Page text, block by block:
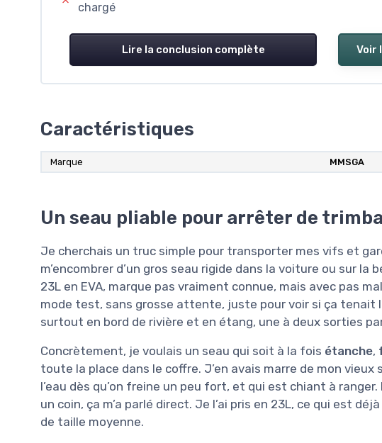
chargé
Lire la conclusion complète Voir
Caractéristiques
Marque MMSGA
Un seau pliable pour arrêter de
Je cherchais un truc simple pour transporter mes vifs et
m’encombrer d’un gros seau rigide dans la voiture ou sur la
23L en EVA, marque pas vraiment connue, mais avec pas
mode test, sans grosse attente, juste pour voir si ça tenait
surtout en bord de rivière et en étang, une à deux sorties
Concrètement, je voulais un seau qui soit à la fois étanche,
toute la place dans le coffre. J’en avais marre de mon vieux
l’eau dès qu’on freine un peu fort, et qui est chiant à
un coin, ça m’a parlé direct. Je l’ai pris en 23L, ce qui est
de taille moyenne.